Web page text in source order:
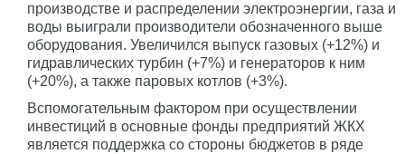
производстве и распределении электроэнергии, газа и
воды выиграли производители обозначенного выше
оборудования. Увеличился выпуск газовых (+12%) и
гидравлических турбин (+7%) и генераторов к ним
(+20%), а также паровых котлов (+3%).
Вспомогательным фактором при осуществлении
инвестиций в основные фонды предприятий ЖКХ
является поддержка со стороны бюджетов в ряде